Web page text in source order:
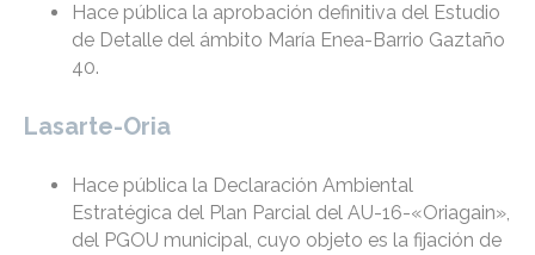
Hace pública la aprobación definitiva del Estudio
de Detalle del ámbito María Enea-Barrio Gaztaño
40.
Lasarte-Oria
Hace pública la Declaración Ambiental
Estratégica del Plan Parcial del AU-16-«Oriagain»,
del PGOU municipal, cuyo objeto es la fijación de